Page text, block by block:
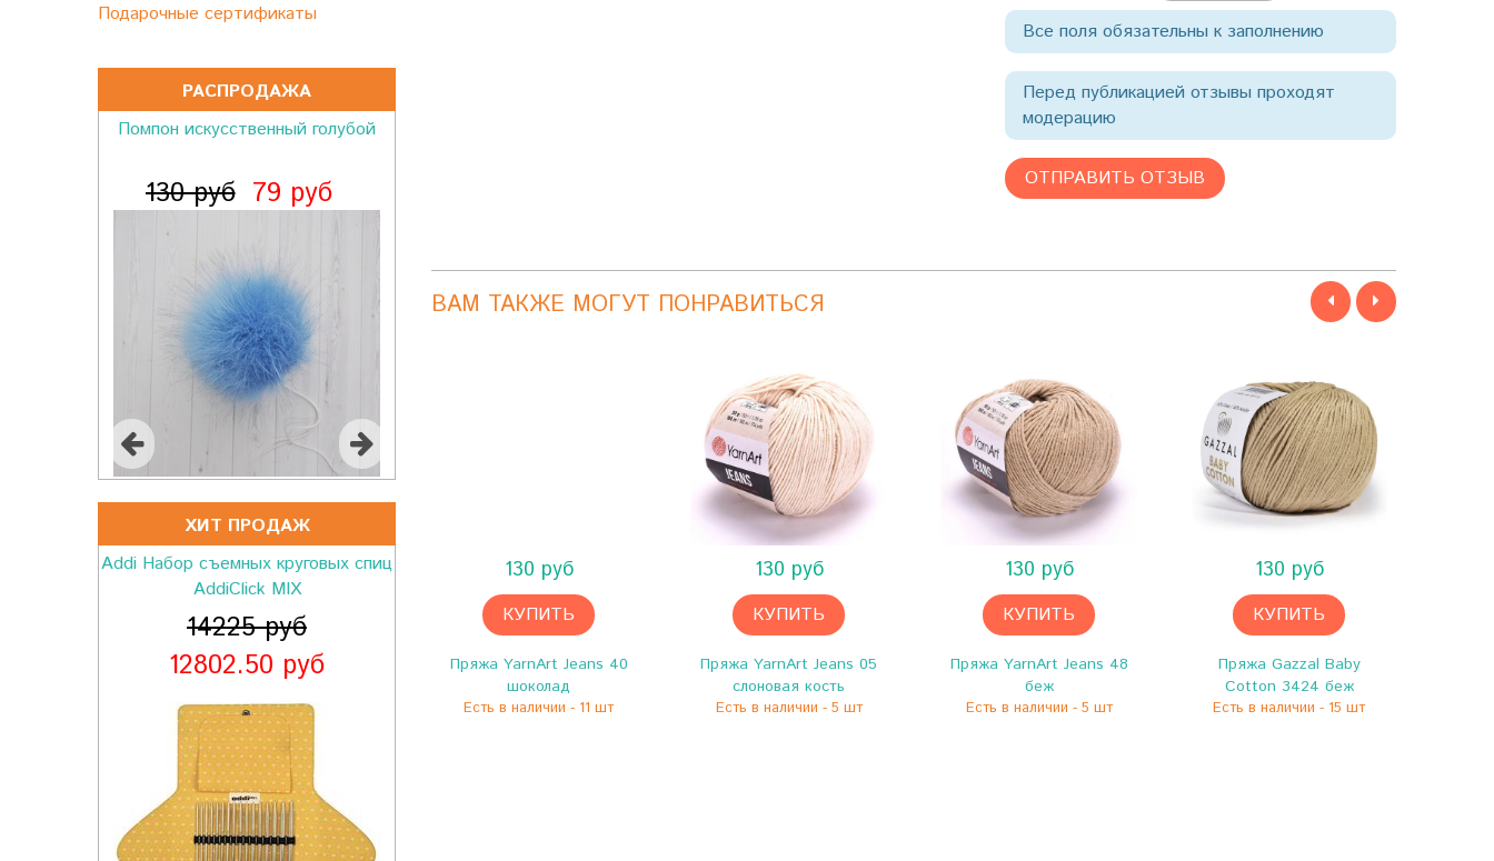
Подарочные сертификаты
РАСПРОДАЖА
Помпон искусственный голубой
130 руб 79 руб
ХИТ ПРОДАЖ
Пряжа Gazzal Alpaca Air 71
489 руб
Все поля обязательны к заполнению
Перед публикацией отзывы проходят
модерацию
ВАМ ТАКЖЕ МОГУТ ПОНРАВИТЬСЯ
130 руб
КУПИТЬ
Пряжа YarnArt Jeans 40
шоколад
Есть в наличии - 11 шт
130 руб
КУПИТЬ
Пряжа YarnArt Jeans 05
слоновая кость
Есть в наличии - 5 шт
130 руб
КУПИТЬ
Пряжа YarnArt Jeans 48
беж
Есть в наличии - 5 шт
130 руб
КУПИТЬ
Пряжа Gazzal Baby
Cotton 3424 беж
Есть в наличии - 15 шт